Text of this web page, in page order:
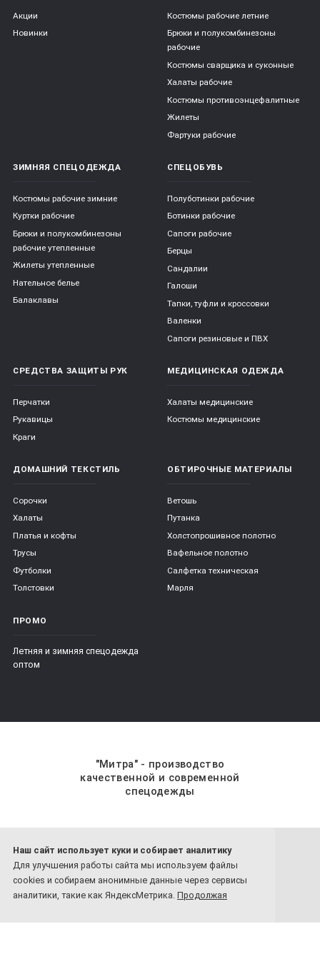
Наш сайт использует куки и собирает аналитику
Для улучшения работы сайта мы используем файлы
cookies и собираем анонимные данные через сервисы
аналитики, такие как ЯндексМетрика. Продолжая
Акции
Новинки
Костюмы рабочие летние
Брюки и полукомбинезоны
рабочие
Костюмы сварщика и суконные
Халаты рабочие
Костюмы противоэнцефалитные
Жилеты
Фартуки рабочие
ЗИМНЯЯ СПЕЦОДЕЖДА
Костюмы рабочие зимние
Куртки рабочие
Брюки и полукомбинезоны
рабочие утепленные
Жилеты утепленные
Нательное белье
Балаклавы
СПЕЦОБУВЬ
Полуботинки рабочие
Ботинки рабочие
Сапоги рабочие
Берцы
Сандалии
Галоши
Тапки, туфли и кроссовки
Валенки
Сапоги резиновые и ПВХ
СРЕДСТВА ЗАЩИТЫ РУК
Перчатки
Рукавицы
Краги
МЕДИЦИНСКАЯ ОДЕЖДА
Халаты медицинские
Костюмы медицинские
ДОМАШНИЙ ТЕКСТИЛЬ
Сорочки
Халаты
Платья и кофты
Трусы
Футболки
Толстовки
ОБТИРОЧНЫЕ МАТЕРИАЛЫ
Ветошь
Путанка
Холстопрошивное полотно
Вафельное полотно
Салфетка техническая
Марля
ПРОМО
Летняя и зимняя спецодежда
оптом
"Митра" - производство
качественной и современной
спецодежды
8 800-201-59-70
8 4932-26-77-81
Обратный звонок